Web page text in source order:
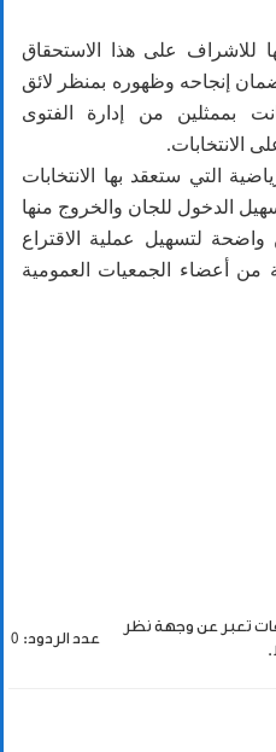
للاشراف على هذا الاستحقاق
إنجاحه وظهوره بمنظر لائق
بممثلين من إدارة الفتوى
الانتخابات.
التي ستعقد بها الانتخابات
الدخول للجان والخروج منها
واضحة لتسهيل عملية الاقتراع
أعضاء الجمعيات العمومية
تعبر عن وجهة نظر
عدد الردود: 0